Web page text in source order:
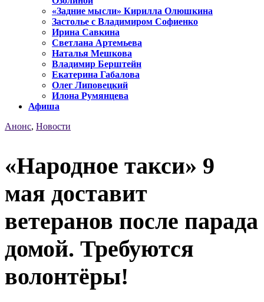
«Задние мысли» Кирилла Олюшкина
Застолье с Владимиром Софиенко
Ирина Савкина
Светлана Артемьева
Наталья Мешкова
Владимир Берштейн
Екатерина Габалова
Олег Липовецкий
Илона Румянцева
Афиша
Анонс, Новости
«Народное такси» 9
мая доставит
ветеранов после парада
домой. Требуются
волонтёры!